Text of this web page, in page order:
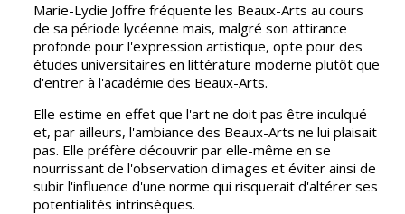
Marie-Lydie Joffre fréquente les Beaux-Arts au cours
de sa période lycéenne mais, malgré son attirance
profonde pour l'expression artistique, opte pour des
études universitaires en littérature moderne plutôt que
d'entrer à l'académie des Beaux-Arts.
Elle estime en effet que l'art ne doit pas être inculqué
et, par ailleurs, l'ambiance des Beaux-Arts ne lui plaisait
pas. Elle préfère découvrir par elle-même en se
nourrissant de l'observation d'images et éviter ainsi de
subir l'influence d'une norme qui risquerait d'altérer ses
potentialités intrinsèques.